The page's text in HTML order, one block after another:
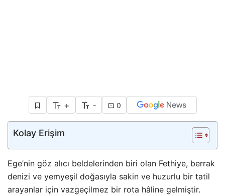
+ - 0
Kolay Erişim
Ege’nin göz alıcı beldelerinden biri olan Fethiye, berrak
denizi ve yemyeşil doğasıyla sakin ve huzurlu bir tatil
arayanlar için vazgeçilmez bir rota hâline gelmiştir.